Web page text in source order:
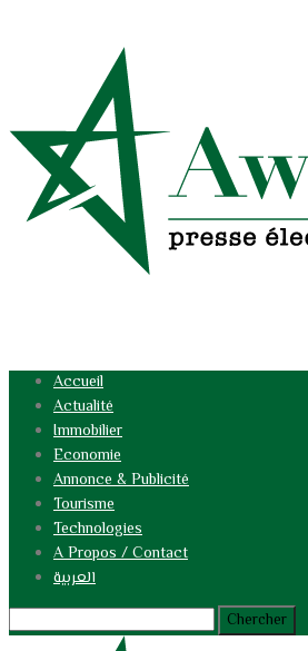
Accueil
Actualité
Immobilier
Economie
Annonce & Publicité
Tourisme
Technologies
A Propos / Contact
العربية